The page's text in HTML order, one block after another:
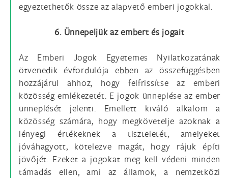
egyeztethetők össze az alapvető emberi jogokkal.
6. Ünnepeljük az embert és jogait
Az Emberi Jogok Egyetemes Nyilatkozatának
ötvenedik évfordulója ebben az összefüggésben
hozzájárul ahhoz, hogy felfrissítse az emberi
közösség emlékezetét. E jogok ünneplése az ember
ünneplését jelenti. Emellett kiváló alkalom a
közösség számára, hogy megkövetelje azoknak a
lényegi értékeknek a tiszteletét, amelyeket
jóváhagyott, kötelezve magát, hogy rájuk építi
jövőjét. Ezeket a jogokat meg kell védeni minden
támadás ellen, ami az államok, a nemzetközi